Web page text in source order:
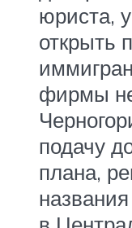
юриста,
открыть
фирмы
подачу
плана,